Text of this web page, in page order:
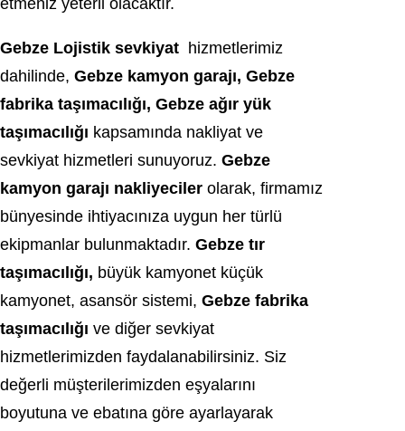
etmeniz yeterli olacaktır.
Gebze Lojistik sevkiyat hizmetlerimiz
dahilinde, Gebze kamyon garajı, Gebze
fabrika taşımacılığı, Gebze ağır yük
taşımacılığı kapsamında nakliyat ve
sevkiyat hizmetleri sunuyoruz. Gebze
kamyon garajı nakliyeciler olarak, firmamız
bünyesinde ihtiyacınıza uygun her türlü
ekipmanlar bulunmaktadır. Gebze tır
taşımacılığı, büyük kamyonet küçük
kamyonet, asansör sistemi, Gebze fabrika
taşımacılığı ve diğer sevkiyat
hizmetlerimizden faydalanabilirsiniz. Siz
değerli müşterilerimizden eşyalarını
boyutuna ve ebatına göre ayarlayarak